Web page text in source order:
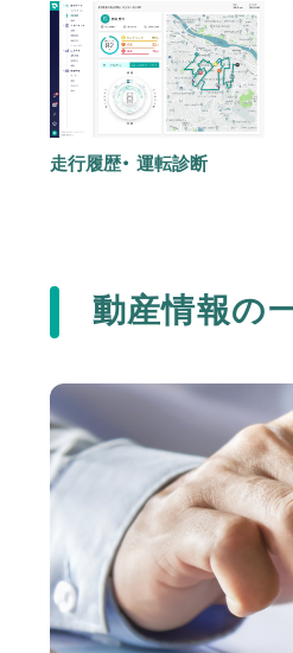
走行履歴・ 運転診断
動産情報の